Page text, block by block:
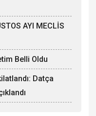
AYI MECLİS
Belli Oldu
Datça